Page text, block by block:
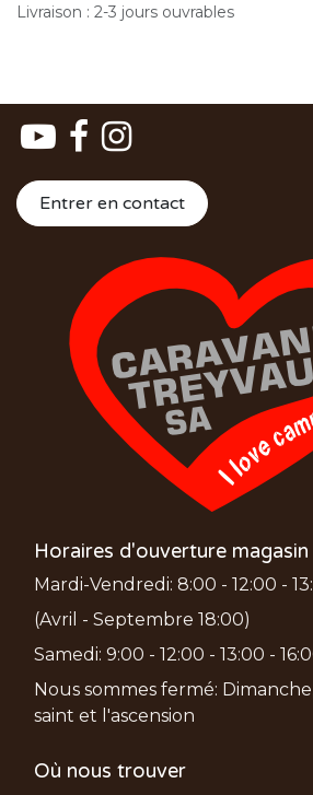
Livraison : 2-3 jours ouvrables
Entrer en contact
Horaires d'ouverture magasin
Mardi-Vendredi: 8:00 - 12:00 -
(Avril - Septembre 18:00)
Samedi: 9:00 - 12:00 - 13:00 -
Nous sommes fermé:
saint et l'ascension
Où nous trouver